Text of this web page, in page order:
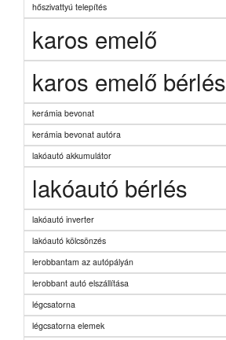
hőszivattyú telepítés
karos emelő
karos emelő bérlés
kerámia bevonat
kerámia bevonat autóra
lakóautó akkumulátor
lakóautó bérlés
lakóautó inverter
lakóautó kölcsönzés
lerobbantam az autópályán
lerobbant autó elszállítása
légcsatorna
légcsatorna elemek